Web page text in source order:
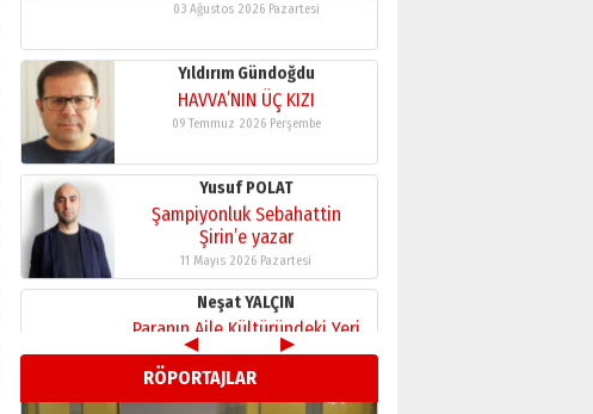
Neşat YALÇIN
03 Ağustos 2026 Pazartesi
Yıldırım Gündoğdu
09 Temmuz 2026 Perşembe
Yusuf POLAT
Şampiyonluk Sebahattin
Şirin’e yazar
11 Mayıs 2026 Pazartesi
Neşat YALÇIN
Paranın Aile Kültüründeki Yeri
03 Ağustos 2026 Pazartesi
◀
▶
RÖPORTAJLAR